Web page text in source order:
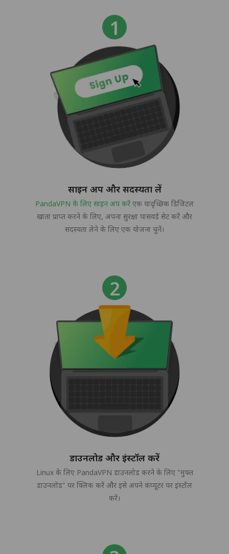
साइन अप और सदस्यता लें
PandaVPN के लिए साइन अप करें एक यादृच्छिक डिजिटल
खाता प्राप्त करने के लिए, अपना सुरक्षा पासवर्ड सेट करें और
सदस्यता लेने के लिए एक योजना चुनें।
डाउनलोड और इंस्टॉल करें
Linux के लिए PandaVPN डाउनलोड करने के लिए "मुफ्त
डाउनलोड" पर क्लिक करें और इसे अपने कंप्यूटर पर इंस्टॉल
करें।